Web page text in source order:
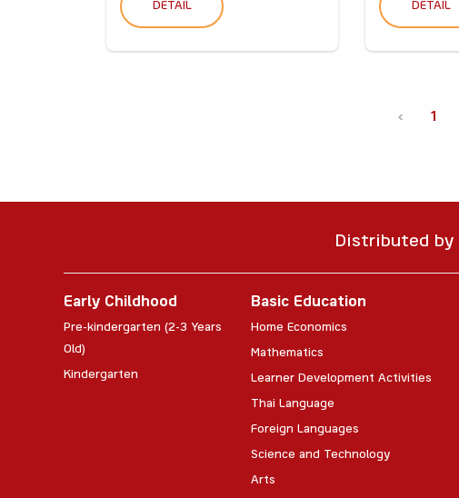
DETAIL DETAIL
‹ 1
Distributed by
Early Childhood
Pre-kindergarten (2-3 Years
Old)
Kindergarten
Basic Education
Home Economics
Mathematics
Learner Development Activities
Thai Language
Foreign Languages
Science and Technology
Arts